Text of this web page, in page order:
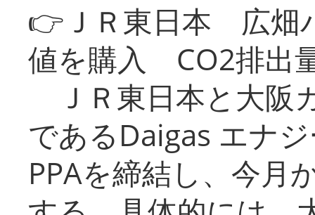
👉ＪＲ東日本 広畑
値を購入 CO2排出
ＪＲ東日本と大阪
であるDaigas エナ
PPAを締結し、今月